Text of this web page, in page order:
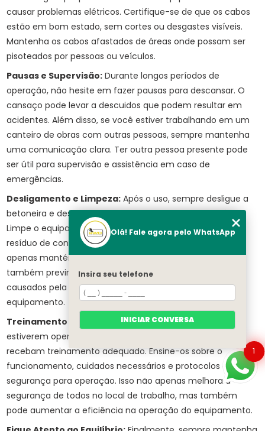
causar problemas elétricos. Certifique-se de que os cabos
estão em bom estado, sem cortes ou desgastes visíveis.
Mantenha os cabos afastados de áreas onde possam ser
pisoteados por pessoas ou veículos.
Pausas e Supervisão: Durante longos períodos de
operação, não hesite em fazer pausas para descansar. O
cansaço pode levar a descuidos que podem resultar em
acidentes. Além disso, se você estiver trabalhando em um
canteiro de obras com outras pessoas, sempre mantenha
uma comunicação clara. Ter outra pessoa presente pode
ser útil para supervisão e assistência em caso de
emergências.
Desligamento e Limpeza: Após o uso, sempre desligue a
betoneira e desconecte a fonte de energia, se aplicável.
Limpe o equipamento totalmente, removendo qualquer
resíduo de concreto ou sujeira. A limpeza adequada não
apenas mantém a betoneira em boas condições, mas
também previne acidentes, como escorregões e quedas,
causados pela sujeira acumulada no chão ao redor do
equipamento.
Treinamento dos Operadores:Se várias pessoas
estiverem operando a betoneira, é crucial que todas
recebam treinamento adequado. Ensine-os sobre o
funcionamento, cuidados necessários e protocolos de
segurança para operação. Isso não apenas melhora a
segurança de todos no local de trabalho, mas também
pode aumentar a eficiência na operação do equipamento.
1
Olá! Fale agora pelo WhatsApp
Insira seu telefone
INICIAR CONVERSA